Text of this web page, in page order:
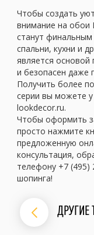
Чтобы создать
внимание на обои
станут
спальни, кухни и
является основой
и безопасен даже
Получить более
серии вы можете
lookdecor.ru.
Чтобы оформить
просто нажмите
предложенную
консультация,
телефону +7 (495)
шопинга!